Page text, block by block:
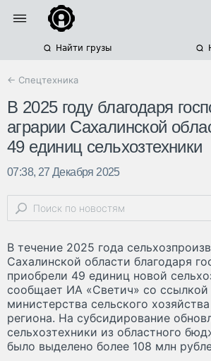
Найти грузы
← Спецтехника
В 2025 году благодаря
аграрии Сахалинской
49 единиц сельхозтехники
07:38, 27 Декабря 2025
В течение 2025 года
Сахалинской области благодаря
приобрели 49 единиц новой
сообщает ИА «Светич» со ссылкой
министерства сельского
региона. На субсидирование
сельхозтехники из областного
было выделено более 108 млн